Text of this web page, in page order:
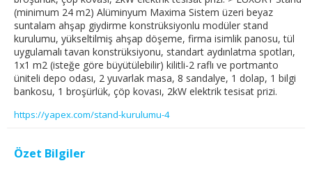
(minimum 24 m2) Alüminyum Maxima Sistem üzeri beyaz
suntalam ahşap giydirme konstrüksiyonlu modüler stand
kurulumu, yükseltilmiş ahşap döşeme, firma isimlik panosu, tül
uygulamalı tavan konstrüksiyonu, standart aydınlatma spotları,
1x1 m2 (isteğe göre büyütülebilir) kilitli-2 raflı ve portmanto
üniteli depo odası, 2 yuvarlak masa, 8 sandalye, 1 dolap, 1 bilgi
bankosu, 1 broşürlük, çöp kovası, 2kW elektrik tesisat prizi.
https://yapex.com/stand-kurulumu-4
Özet Bilgiler